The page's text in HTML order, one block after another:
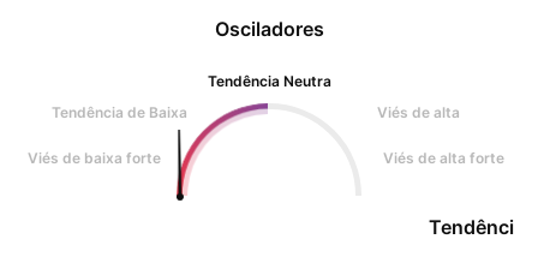
Osciladores
Tendência Neutra
Tendência de Baixa
Viés de alta
Viés de baixa forte Viés de alta forte
Tendência